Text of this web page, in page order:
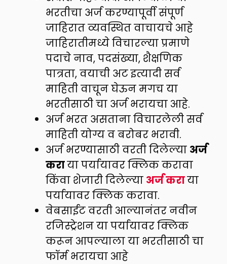
भरतीचा अर्ज करण्यापूर्वी संपूर्ण
जाहिरात व्यवस्थित वाचायचे आहे
जाहिरातीमध्ये विचारल्या प्रमाणे
पदाचे नाव, पदसंख्या, शैक्षणिक
पात्रता, वयाची अट इत्यादी सर्व
माहिती वाचून घेऊन मगच या
भरतीसाठी चा अर्ज भरायचा आहे.
अर्ज भरत असताना विचारलेली सर्व
माहिती योग्य व बरोबर भरावी.
अर्ज भरण्यासाठी वरती दिलेल्या अर्ज
कराया पर्यायावर क्लिक करावा
किंवा शेजारी दिलेल्या अर्ज कराया
पर्यायावर क्लिक करावा.
वेबसाईट वरती आल्यानंतर नवीन
रजिस्ट्रेशन या पर्यायावर क्लिक
करून आपल्याला या भरतीसाठी चा
फॉर्म भरायचा आहे